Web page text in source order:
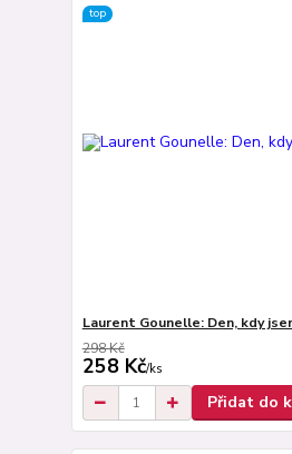
top
Laurent Gounelle: Den, kdy
298 Kč
258 Kč/ks
Přidat do